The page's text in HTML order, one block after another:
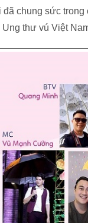
chung sức trong
thư vú Việt